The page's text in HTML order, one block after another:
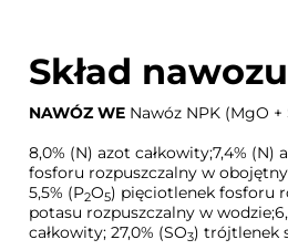
Skład
NAWÓZ WE Nawóz NPK (MgO +
8,0% (N) azot całkowity;7,4% (N)
fosforu rozpuszczalny w
5,5% (P2O5) pięciotlenek fosforu
potasu rozpuszczalny w
całkowity; 27,0% (SO3) trójtlenek